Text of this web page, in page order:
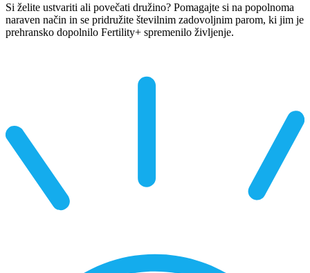
Si želite ustvariti ali povečati družino? Pomagajte si na popolnoma
naraven način in se pridružite številnim zadovoljnim parom, ki jim je
prehransko dopolnilo Fertility+ spremenilo življenje.